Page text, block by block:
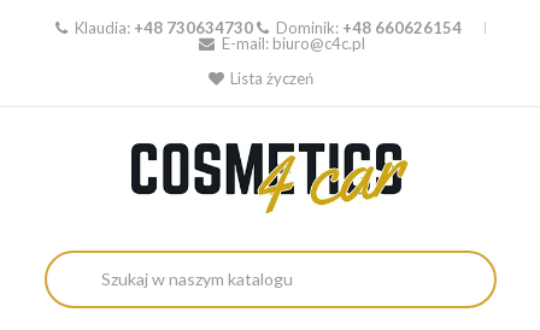
Klaudia: +48 730634730 Dominik: +48 660626154
E-mail: biuro@c4c.pl
Lista życzeń